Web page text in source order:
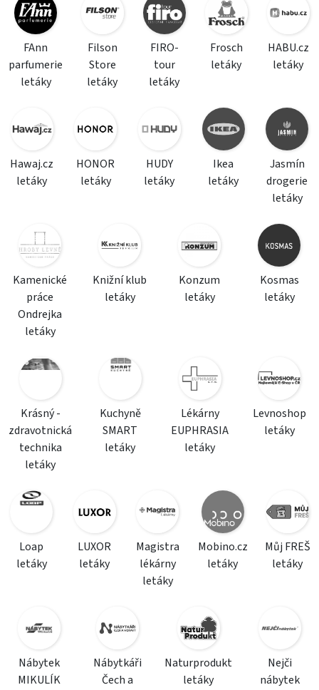
FAnn
parfumerie
letáky
Filson
Store
letáky
FIRO-
tour
letáky
Frosch
letáky
HABU.cz
letáky
Hawaj.cz
letáky
HONOR
letáky
HUDY
letáky
Ikea
letáky
Jasmín
drogerie
letáky
Kamenické
práce
Ondrejka
letáky
Knižní klub
letáky
Konzum
letáky
Kosmas
letáky
Krásný -
zdravotnická
technika
letáky
Kuchyně
SMART
letáky
Lékárny
EUPHRASIA
letáky
Levnoshop
letáky
Loap
letáky
LUXOR
letáky
Magistra
lékárny
letáky
Mobino.cz
letáky
Můj FREŠ
letáky
Nábytek
MIKULÍK
Nábytkáři
Čech a
Naturprodukt
letáky
Nejči
nábytek